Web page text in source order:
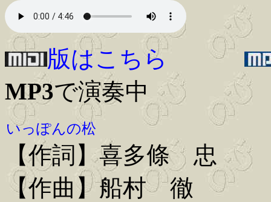
版はこちら
MP3で演奏中
いっぽんの松
【作詞】喜多條 忠
【作曲】船村 徹